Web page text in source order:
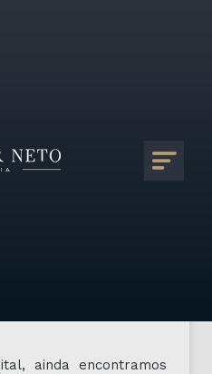
|
ainda encontramos